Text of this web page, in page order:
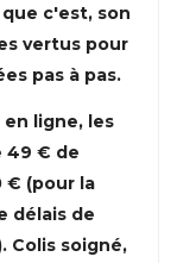
c'est, son
vertus pour
pas à pas.
ligne, les
49 € de
€ (pour la
délais de
Colis soigné,